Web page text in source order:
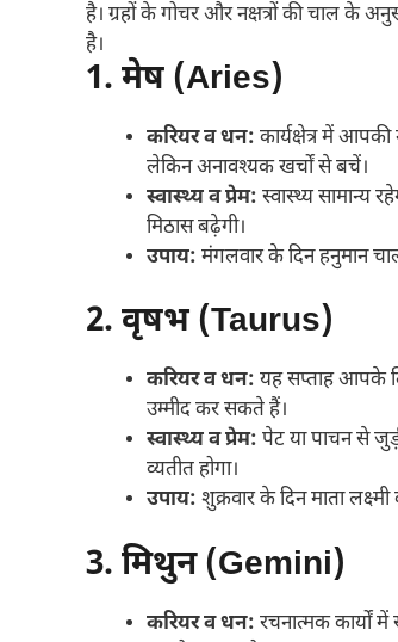
है। ग्रहों के गोचर और नक्षत्रों की चाल के
है।
1. मेष (Aries)
करियर व धन: कार्यक्षेत्र में
लेकिन अनावश्यक खर्चों से बचें।
स्वास्थ्य व प्रेम: स्वास्थ्य सामान्य
मिठास बढ़ेगी।
उपाय: मंगलवार के दिन हनुमान
2. वृषभ (Taurus)
करियर व धन: यह सप्ताह आपके
उम्मीद कर सकते हैं।
स्वास्थ्य व प्रेम: पेट या पाचन से
व्यतीत होगा।
उपाय: शुक्रवार के दिन माता
3. मिथुन (Gemini)
करियर व धन: रचनात्मक कार्यों